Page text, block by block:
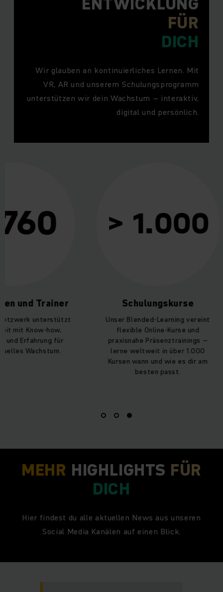
FÜR
DICH
Wir glauben an kontinuierliches Lernen. Mit
VR, AR und unserem Schulungsprogramm
unterstützen wir dein Wachstum – interaktiv,
digital und persönlich.
und Trainer
unterstützt
mit Know-how,
und Erfahrung für
Wachstum.
> 1.000
Schulungskurse
Unser Blended-Learning vereint
flexible Online-Kurse und
praxisnahe Präsenztrainings –
lerne weltweit in über 1.000
Kursen wann und wie es dir am
besten passt.
MEHR HIGHLIGHTS FÜR
DICH
Hier findest du alle aktuellen News aus unseren
Social Media Kanälen auf einen Blick.